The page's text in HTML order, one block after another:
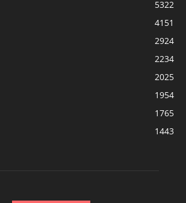
5322
4151
2924
2234
2025
1954
1765
1443